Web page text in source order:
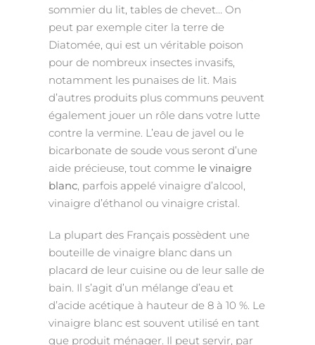
sommier du lit, tables de chevet… On
peut par exemple citer la terre de
Diatomée, qui est un véritable poison
pour de nombreux insectes invasifs,
notamment les punaises de lit. Mais
d’autres produits plus communs peuvent
également jouer un rôle dans votre lutte
contre la vermine. L’eau de javel ou le
bicarbonate de soude vous seront d’une
aide précieuse, tout comme le vinaigre
blanc, parfois appelé vinaigre d’alcool,
vinaigre d’éthanol ou vinaigre cristal.
La plupart des Français possèdent une
bouteille de vinaigre blanc dans un
placard de leur cuisine ou de leur salle de
bain. Il s’agit d’un mélange d’eau et
d’acide acétique à hauteur de 8 à 10 %. Le
vinaigre blanc est souvent utilisé en tant
que produit ménager. Il peut servir, par